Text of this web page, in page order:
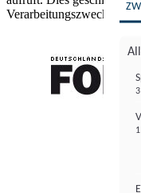
Verarbeitungszwecke.
FONDS